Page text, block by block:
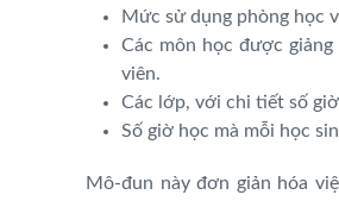
Mức sử dụng phòng học
Các môn học được
viên.
Các lớp, với chi tiết số
Số giờ học mà mỗi học
Mô-đun này đơn giản hóa